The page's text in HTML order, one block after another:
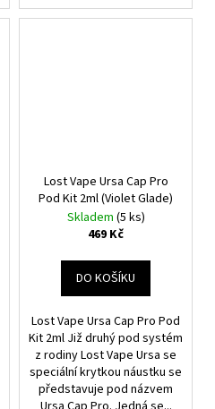
Lost Vape Ursa Cap Pro
Pod Kit 2ml (Violet Glade)
Skladem (5 ks)
469 Kč
DO KOŠÍKU
Lost Vape Ursa Cap Pro Pod
Kit 2ml Již druhý pod systém
z rodiny Lost Vape Ursa se
speciální krytkou náustku se
představuje pod názvem